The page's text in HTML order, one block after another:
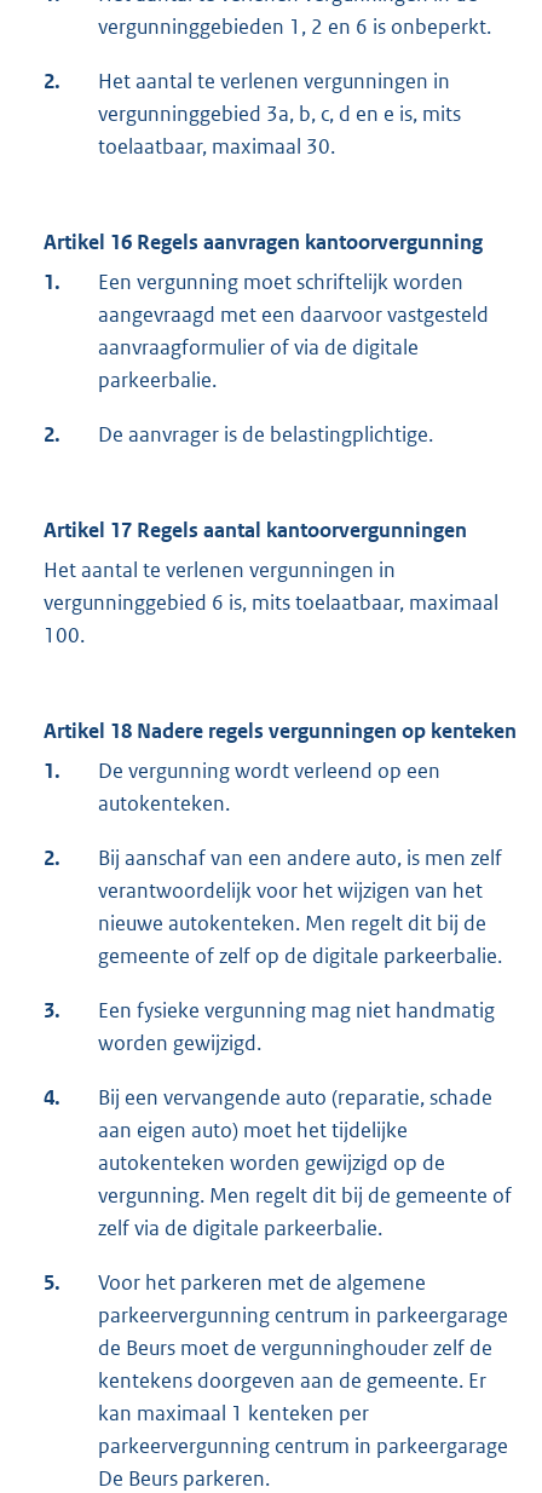
vergunninggebieden 1, 2 en 6 is onbeperkt.
2.
Het aantal te verlenen vergunningen in
vergunninggebied 3a, b, c, d en e is, mits
toelaatbaar, maximaal 30.
Artikel 16 Regels aanvragen kantoorvergunning
1.
Een vergunning moet schriftelijk worden
aangevraagd met een daarvoor vastgesteld
aanvraagformulier of via de digitale
parkeerbalie.
2. De aanvrager is de belastingplichtige.
Artikel 17 Regels aantal kantoorvergunningen
Het aantal te verlenen vergunningen in
vergunninggebied 6 is, mits toelaatbaar, maximaal
100.
Artikel 18 Nadere regels vergunningen op kenteken
1.
De vergunning wordt verleend op een
autokenteken.
2.
Bij aanschaf van een andere auto, is men zelf
verantwoordelijk voor het wijzigen van het
nieuwe autokenteken. Men regelt dit bij de
gemeente of zelf op de digitale parkeerbalie.
3.
Een fysieke vergunning mag niet handmatig
worden gewijzigd.
4.
Bij een vervangende auto (reparatie, schade
aan eigen auto) moet het tijdelijke
autokenteken worden gewijzigd op de
vergunning. Men regelt dit bij de gemeente of
zelf via de digitale parkeerbalie.
5.
Voor het parkeren met de algemene
parkeervergunning centrum in parkeergarage
de Beurs moet de vergunninghouder zelf de
kentekens doorgeven aan de gemeente. Er
kan maximaal 1 kenteken per
parkeervergunning centrum in parkeergarage
De Beurs parkeren.